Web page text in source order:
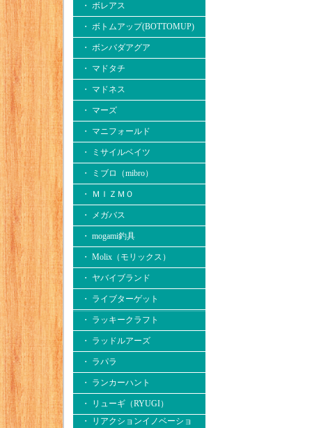
・ ボレアス
・ ボトムアップ(BOTTOMUP)
・ ボンバダアグア
・ マドタチ
・ マドネス
・ マーズ
・ マニフォールド
・ ミサイルベイツ
・ ミブロ（mibro）
・ ＭＩＺＭＯ
・ メガバス
・ mogami釣具
・ Molix（モリックス）
・ ヤバイブランド
・ ライブターゲット
・ ラッキークラフト
・ ラッドルアーズ
・ ラパラ
・ ランカーハント
・ リューギ（RYUGI）
・ リアクションイノベーショ